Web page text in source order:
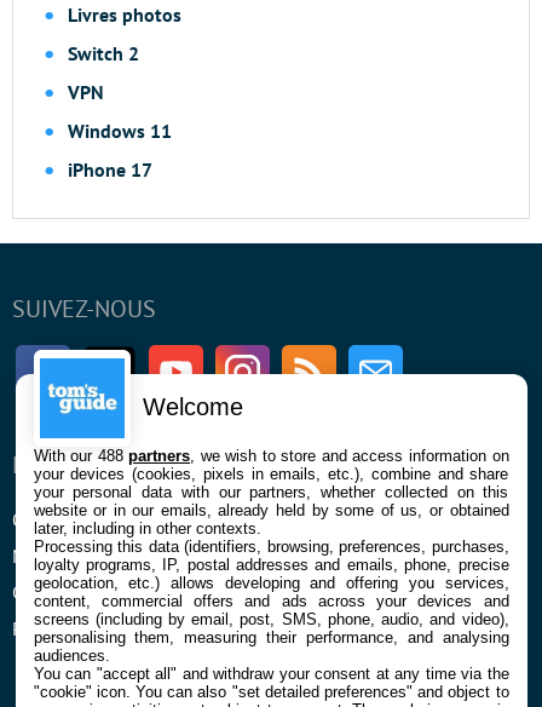
Livres photos
Switch 2
VPN
Windows 11
iPhone 17
SUIVEZ-NOUS
FacebookTwitter Youtube InstagramRSS Newsletter
ENTREPRISE
Qui sommes nous
Mentions légales et CGU
Confidentialité et Cookies
Préférences cookies
À PROPOS
La rédaction
Contact
Welcome
With our 488partners , we wish to store and access information on
your devices (cookies, pixels in emails, etc.), combine and share
your personal data with our partners, whether collected on this
website or in our emails, already held by some of us, or obtained
later, including in other contexts.
Processing this data (identifiers, browsing, preferences, purchases,
loyalty programs, IP, postal addresses and emails, phone, precise
geolocation, etc.) allows developing and offering you services,
content, commercial offers and ads across your devices and
screens (including by email, post, SMS, phone, audio, and video),
personalising them, measuring their performance, and analysing
audiences.
You can "accept all" and withdraw your consent at any time via the
"cookie" icon. You can also "set detailed preferences" and object to